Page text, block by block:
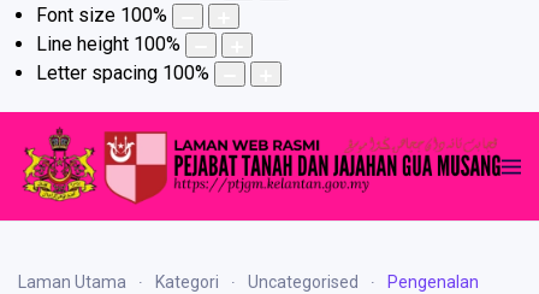
Font size 100%
Line height 100%
Letter spacing 100%
Laman Utama Kategori Uncategorised
Pengenalan